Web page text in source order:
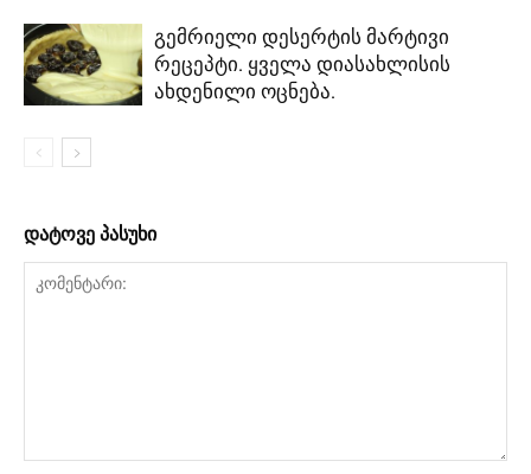
გემრიელი დესერტის მარტივი
რეცეპტი. ყველა დიასახლისის
ახდენილი ოცნება.
დატოვე პასუხი